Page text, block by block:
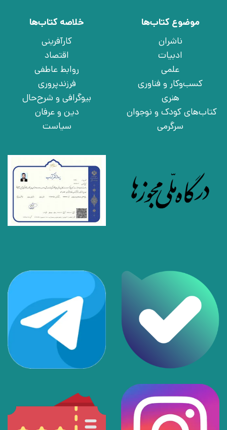
موضوع کتاب‌ها
ناشران
ادبیات
علمی
کسب‌وکار و فناوری
هنری
کتاب‌های کودک و نوجوان
سرگرمی
خلاصه کتاب‌ها
کارآفرینی
اقتصاد
روابط عاطفی
فرزندپروری
بیوگرافی و شرح‌حال
دین و عرفان
سیاست